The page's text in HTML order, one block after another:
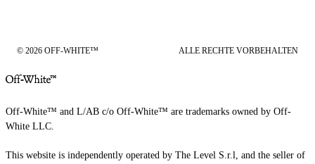
© 2026 OFF-WHITE™ ALLE RECHTE VORBEHALTEN
Off-White™ and L/AB c/o Off-White™ are trademarks owned by Off-
White LLC.
This website is independently operated by The Level S.r.l, and the seller of